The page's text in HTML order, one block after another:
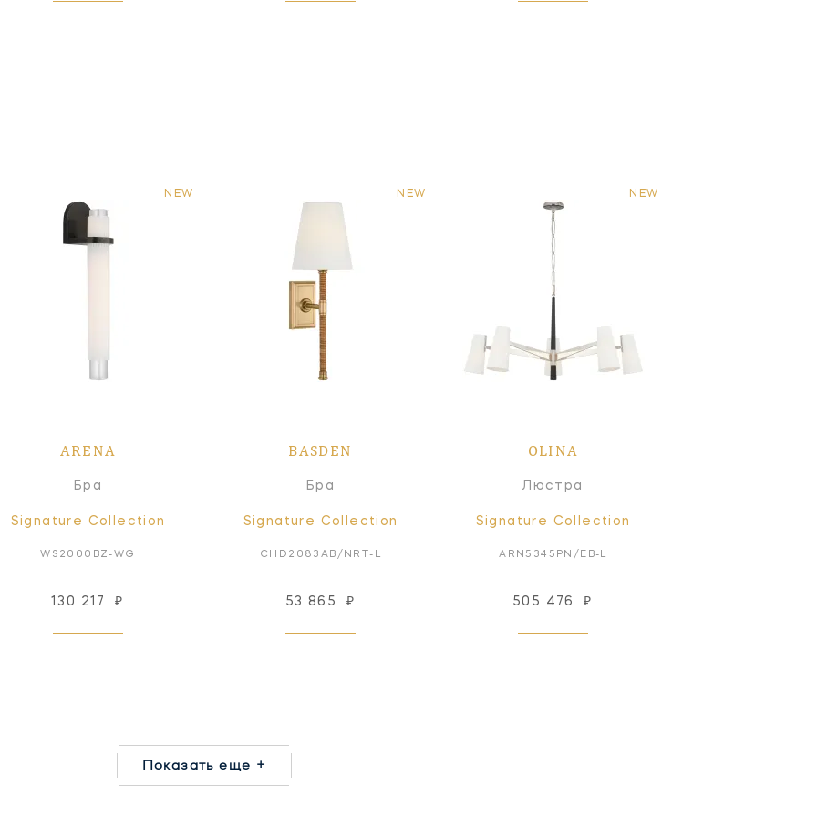
NEW
ARENA
Бра
Signature Collection
WS2000BZ-WG
130 217 ₽
NEW
BASDEN
Бра
Signature Collection
CHD2083AB/NRT-L
53 865 ₽
NEW
OLINA
Люстра
Signature Collection
ARN5345PN/EB-L
505 476 ₽
Показать еще +